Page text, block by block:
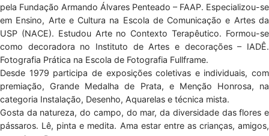
pela Fundação Armando Álvares Penteado – FAAP. Especializou-se
em Ensino, Arte e Cultura na Escola de Comunicação e Artes da
USP (NACE). Estudou Arte no Contexto Terapêutico. Formou-se
como decoradora no Instituto de Artes e decorações – IADÊ.
Fotografia Prática na Escola de Fotografia Fullframe.
Desde 1979 participa de exposições coletivas e individuais, com
premiação, Grande Medalha de Prata, e Menção Honrosa, na
categoria Instalação, Desenho, Aquarelas e técnica mista.
Gosta da natureza, do campo, do mar, da diversidade das flores e
pássaros. Lê, pinta e medita. Ama estar entre as crianças, amigos,